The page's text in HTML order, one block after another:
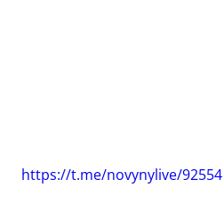
https://t.me/novynylive/92554